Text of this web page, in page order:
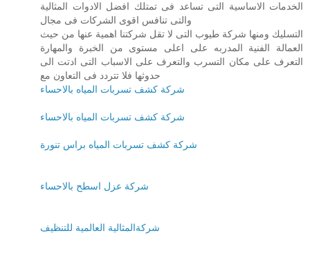
الخدمات الاساسية التى تساعد فى تمتلك افضل الادوات المثالية
والتى تنافس اقوى الشركات فى مجال
التسليك ومنها شركة طيوب التى لا تقل شركتنا اهمية عنها من حيث
العمالة الفنية المدربه على اعلى مستوى من الخبرة والمهارة
التعرف على مكان التسرب والتعرف على الاسباب التى ادتت الى
حدوثها فلا تتردد فى التعاون مع
شركة كشف تسربات المياه بالاحساء
شركة كشف تسربات المياه بالاحساء
شركة كشف تسربات المياه براس تنورة
شركة عزل اسطح بالاحساء
شركةالمثالية العالمية للتنظيف